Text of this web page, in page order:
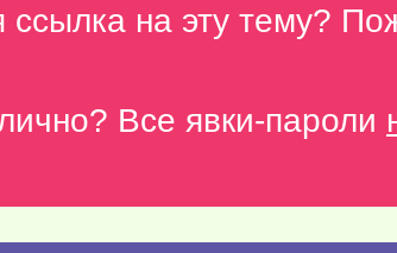
ссылка на эту тему?
Все явки-пароли